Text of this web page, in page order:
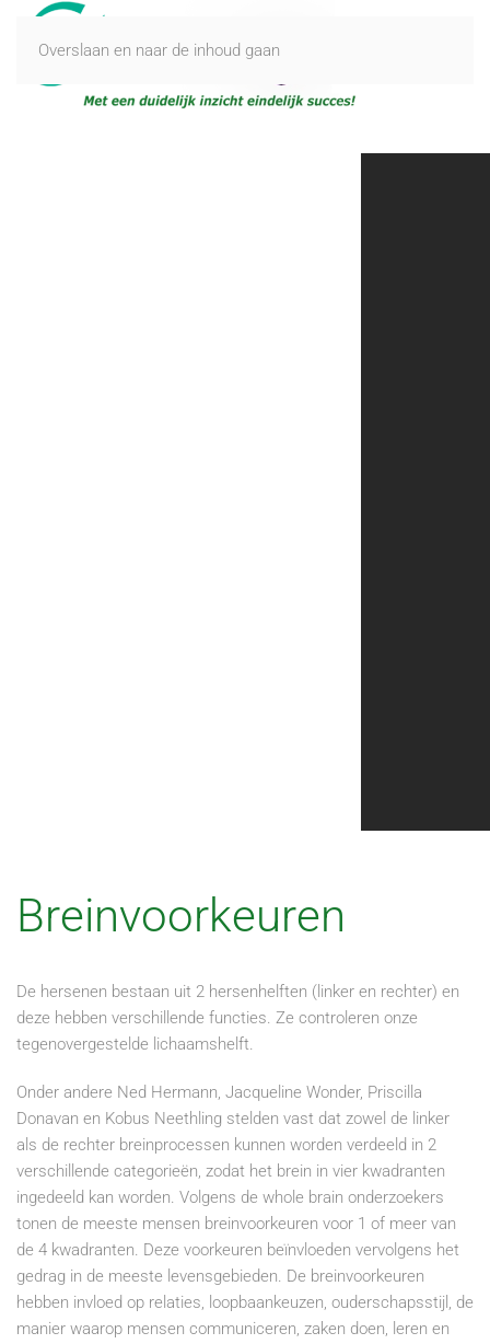
Overslaan en naar de inhoud gaan
Breinvoorkeuren
De hersenen bestaan uit 2 hersenhelften (linker en rechter) en
deze hebben verschillende functies. Ze controleren onze
tegenovergestelde lichaamshelft.
Onder andere Ned Hermann, Jacqueline Wonder, Priscilla
Donavan en Kobus Neethling stelden vast dat zowel de linker
als de rechter breinprocessen kunnen worden verdeeld in 2
verschillende categorieën, zodat het brein in vier kwadranten
ingedeeld kan worden. Volgens de whole brain onderzoekers
tonen de meeste mensen breinvoorkeuren voor 1 of meer van
de 4 kwadranten. Deze voorkeuren beïnvloeden vervolgens het
gedrag in de meeste levensgebieden. De breinvoorkeuren
hebben invloed op relaties, loopbaankeuzen, ouderschapsstijl, de
manier waarop mensen communiceren, zaken doen, leren en